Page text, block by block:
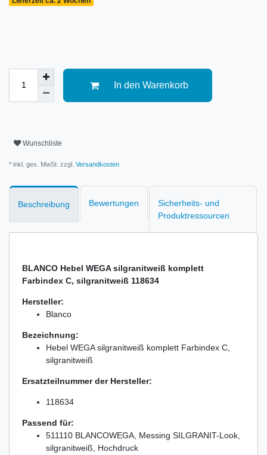
In den Warenkorb
Wunschliste
* inkl. ges. MwSt. zzgl. Versandkosten
Beschreibung Bewertungen
Sicherheits- und
Produktressourcen
BLANCO Hebel WEGA silgranitweiß komplett
Farbindex C, silgranitweiß 118634
Hersteller:
Blanco
Bezeichnung:
Hebel WEGA silgranitweiß komplett Farbindex C,
silgranitweiß
Ersatzteilnummer der Hersteller:
118634
Passend für:
511110 BLANCOWEGA, Messing SILGRANIT-Look,
silgranitweiß, Hochdruck